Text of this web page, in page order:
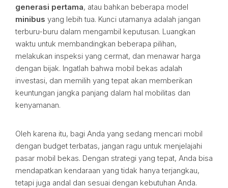
generasi pertama, atau bahkan beberapa model
minibus yang lebih tua. Kunci utamanya adalah jangan
terburu-buru dalam mengambil keputusan. Luangkan
waktu untuk membandingkan beberapa pilihan,
melakukan inspeksi yang cermat, dan menawar harga
dengan bijak. Ingatlah bahwa mobil bekas adalah
investasi, dan memilih yang tepat akan memberikan
keuntungan jangka panjang dalam hal mobilitas dan
kenyamanan.
Oleh karena itu, bagi Anda yang sedang mencari mobil
dengan budget terbatas, jangan ragu untuk menjelajahi
pasar mobil bekas. Dengan strategi yang tepat, Anda bisa
mendapatkan kendaraan yang tidak hanya terjangkau,
tetapi juga andal dan sesuai dengan kebutuhan Anda.